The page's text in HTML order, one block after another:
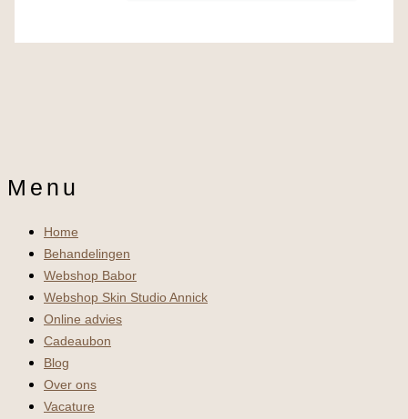
Menu
Home
Behandelingen
Webshop Babor
Webshop Skin Studio Annick
Online advies
Cadeaubon
Blog
Over ons
Vacature